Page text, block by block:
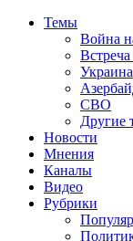
Темы
Война
Украина
СВО
Другие
Новости
Мнения
Каналы
Видео
Рубрики